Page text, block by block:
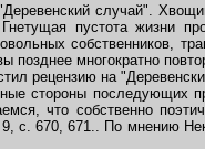
случай".
пустота жизни
собственников,
многократно
рецензию на
стороны последующих
что собственно
с. 670, 671.. По мнению